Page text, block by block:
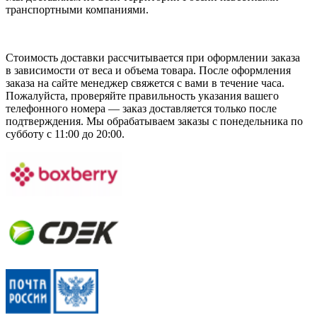
транспортными компаниями.
Стоимость доставки рассчитывается при оформлении заказа
в зависимости от веса и объема товара. После оформления
заказа на сайте менеджер свяжется с вами в течение часа.
Пожалуйста, проверяйте правильность указания вашего
телефонного номера — заказ доставляется только после
подтверждения. Мы обрабатываем заказы с понедельника по
субботу с 11:00 до 20:00.